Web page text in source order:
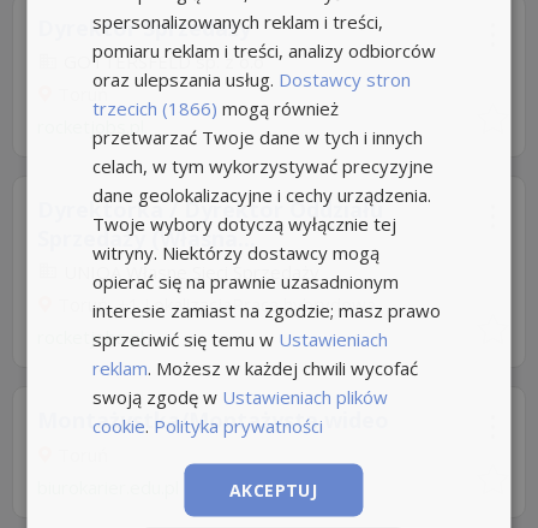
Dyrektor Sprzedaży
GOTTERSFELD sp. z o.o
Toruń
rocketjobs.pl
Dyrektorka / Dyrektor Oddziału
Sprzedaży (Własna...
UNIQA Własne Sieci Sprzedaży
Toruń, +1 LokalizacjaPraca hybrydowa
rocketjobs.pl
Montażystka/Montażysta wideo
spersonalizowanych reklam i treści,
pomiaru reklam i treści, analizy odbiorców
oraz ulepszania usług. Dostawcy stron
trzecich (1866) mogą również
przetwarzać Twoje dane w tych i innych
celach, w tym wykorzystywać precyzyjne
dane geolokalizacyjne i cechy urządzenia.
Twoje wybory dotyczą wyłącznie tej
witryny. Niektórzy dostawcy mogą
opierać się na prawnie uzasadnionym
interesie zamiast na zgodzie; masz prawo
sprzeciwić się temu w Ustawieniach
reklam. Możesz w każdej chwili wycofać
swoją zgodę w Ustawieniach plików
cookie. Polityka prywatności
AKCEPTUJ